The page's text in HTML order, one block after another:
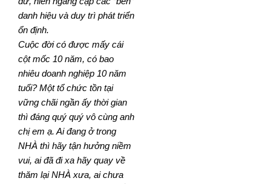
danh hiệu và duy trì phát triển
ổn định.
Cuộc đời có được mấy cái
cột mốc 10 năm, có bao
nhiêu doanh nghiệp 10 năm
tuổi? Một tổ chức tồn tại
vững chãi ngần ấy thời gian
thì đáng quý quý vô cùng anh
chị em ạ. Ai đang ở trong
NHÀ thì hãy tận hưởng niềm
vui, ai đã đi xa hãy quay về
thăm lại NHÀ xưa, ai chưa